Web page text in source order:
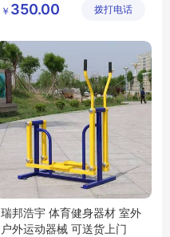
智能小区户外健身器材
组合健身器材的安装
有限公司
￥ 350.00 拨打电话
瑞邦浩宇 体育健身器材 室外
户外运动器械 可送货上门